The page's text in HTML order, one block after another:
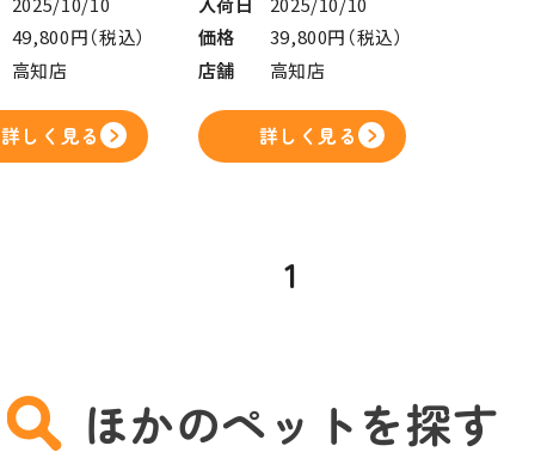
49,800円（税込）
高知店
詳しく見る
価格
39,800円（税込）
店舗
高知店
詳しく見る
1
ほかのペットを探す